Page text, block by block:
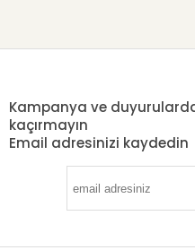
Kampanya ve
kaçırmayın
Email adresinizi kaydedin